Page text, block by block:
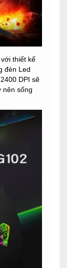
thiết kế
đèn Led
DPI sẽ
nên sống